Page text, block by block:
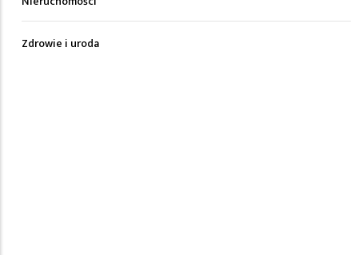
Zdrowie i uroda